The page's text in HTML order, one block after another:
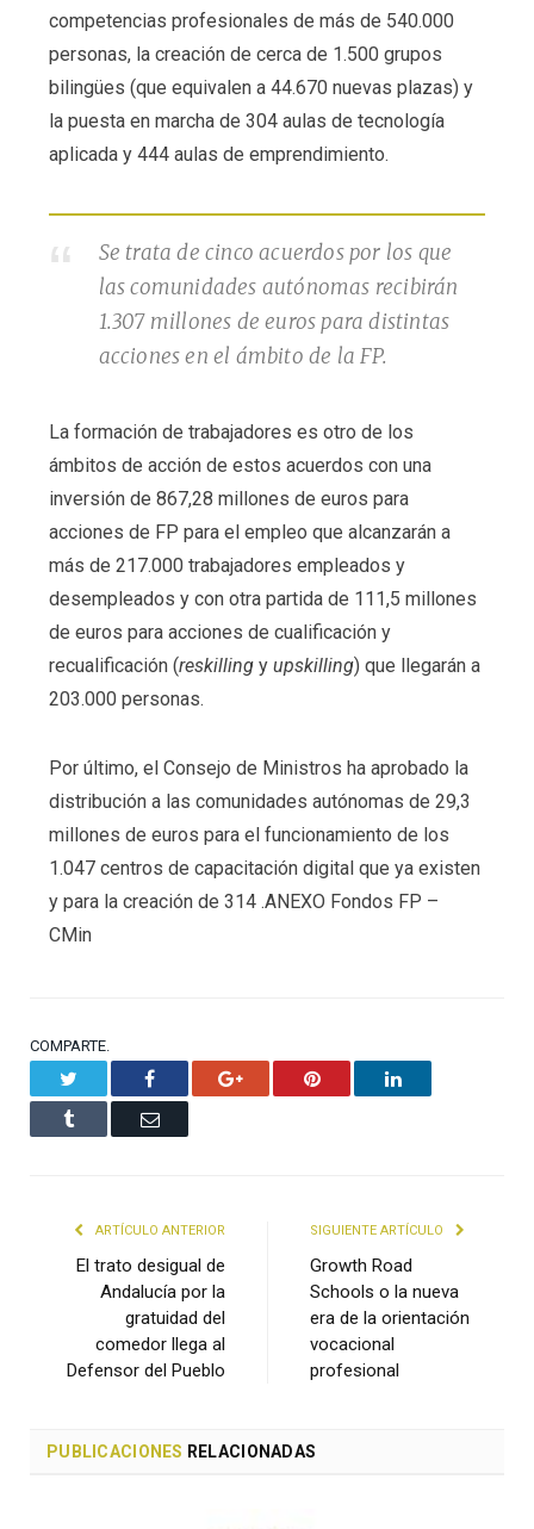
competencias profesionales de más de 540.000
personas, la creación de cerca de 1.500 grupos
bilingües (que equivalen a 44.670 nuevas plazas) y
la puesta en marcha de 304 aulas de tecnología
aplicada y 444 aulas de emprendimiento.
Se trata de cinco acuerdos por los que
las comunidades autónomas recibirán
1.307 millones de euros para distintas
acciones en el ámbito de la FP.
La formación de trabajadores es otro de los
ámbitos de acción de estos acuerdos con una
inversión de 867,28 millones de euros para
acciones de FP para el empleo que alcanzarán a
más de 217.000 trabajadores empleados y
desempleados y con otra partida de 111,5 millones
de euros para acciones de cualificación y
recualificación (reskilling y upskilling) que llegarán a
203.000 personas.
Por último, el Consejo de Ministros ha aprobado la
distribución a las comunidades autónomas de 29,3
millones de euros para el funcionamiento de los
1.047 centros de capacitación digital que ya existen
y para la creación de 314.ANEXO Fondos FP –
CMin
COMPARTE.
Facebook Google+ Pinterest LinkedIn
Tumblr Email
ARTÍCULO ANTERIOR
El trato desigual de
Andalucía por la
gratuidad del
comedor llega al
Defensor del Pueblo
SIGUIENTE ARTÍCULO
Growth Road
Schools o la nueva
era de la orientación
vocacional
profesional
PUBLICACIONES RELACIONADAS